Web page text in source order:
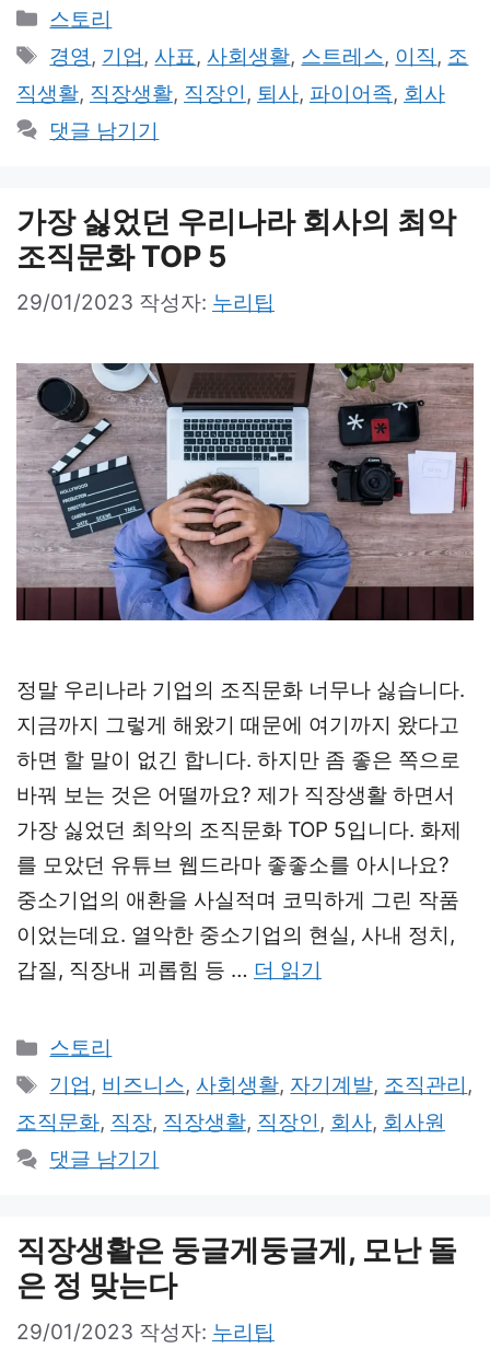
카
테
리
스토리
태
그
경영, 기업 , 사표, 사회생활, 스트레스, 이직 , 조
직생활, 직장생활, 직장인 , 퇴사, 파이어족, 회사
댓글 남기기
가장 싫었던 우리나라 회사의 최악
조직문화 TOP 5
29/01/2023 작성자: 누리팁
정말 우리나라 기업의 조직문화 너무나 싫습니다.
지금까지 그렇게 해왔기 때문에 여기까지 왔다고
하면 할 말이 없긴 합니다. 하지만 좀 좋은 쪽으로
바꿔 보는 것은 어떨까요? 제가 직장생활 하면서
가장 싫었던 최악의 조직문화 TOP 5입니다. 화제
를 모았던 유튜브 웹드라마 좋좋소를 아시나요?
중소기업의 애환을 사실적며 코믹하게 그린 작품
이었는데요. 열악한 중소기업의 현실, 사내 정치,
갑질, 직장내 괴롭힘 등 … 더 읽기
카
테
리
스토리
태
그
기업 , 비즈니스, 사회생활, 자기계발, 조직관리 ,
조직문화, 직장, 직장생활, 직장인 , 회사, 회사원
댓글 남기기
직장생활은 둥글게둥글게, 모난 돌
은 정 맞는다
29/01/2023 작성자: 누리팁